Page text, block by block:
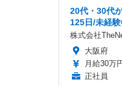
20代・30代
125日/未経
株式会社
大阪府
月給30万
正社員